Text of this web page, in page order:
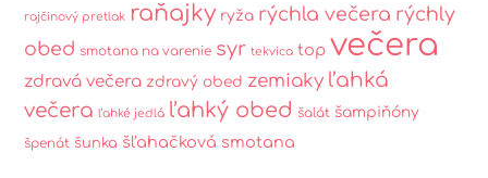
rajčinový pretlak raňajky ryža rýchla večera rýchly
obed smotana na varenie syr tekvica top večera
zdravá večera zdravý obed zemiaky ľahká
večera ľahké jedlá ľahký obed šalát šampiňóny
špenát šunka šľahačková smotana